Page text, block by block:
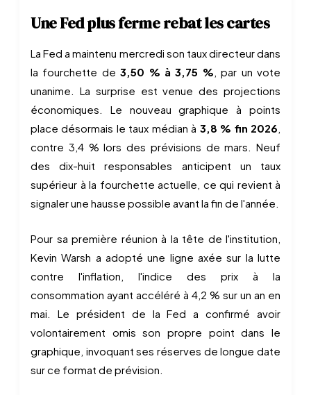
Une Fed plus ferme rebat les cartes
La Fed a maintenu mercredi son taux directeur dans
la fourchette de3,50 % à 3,75 %, par un vote
unanime. La surprise est venue des projections
économiques. Le nouveau graphique à points
place désormais le taux médian à 3,8 % fin 2026,
contre 3,4 % lors des prévisions de mars. Neuf
des dix-huit responsables anticipent un taux
supérieur à la fourchette actuelle, ce qui revient à
signaler une hausse possible avant la fin de l'année.
Pour sa première réunion à la tête de l'institution,
Kevin Warsh a adopté une ligne axée sur la lutte
contre l'inflation, l'indice des prix à la
consommation ayant accéléré à 4,2 % sur un an en
mai. Le président de la Fed a confirmé avoir
volontairement omis son propre point dans le
graphique, invoquant ses réserves de longue date
sur ce format de prévision.